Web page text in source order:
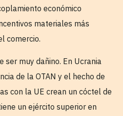
económico
materiales más
comercio.
ser muy dañino. En Ucrania
de la OTAN y el hecho de
con la UE crean un cóctel de
un ejército superior en